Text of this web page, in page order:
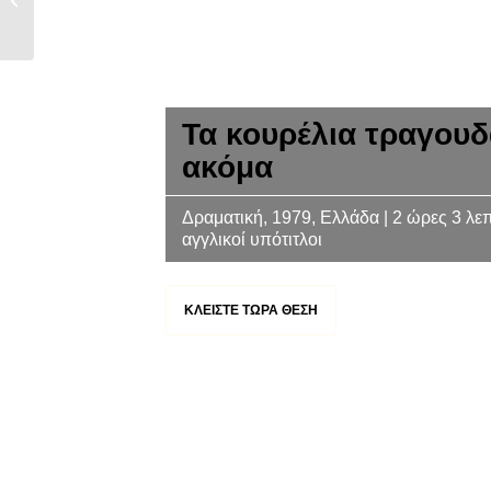
Τα κουρέλια
ακόμα
Δραματική, 1979, Ελλάδα | 2 ώρες 3
αγγλικοί υπότιτλοι
ΚΛΕΙΣΤΕ ΤΩΡΑ ΘΕΣΗ